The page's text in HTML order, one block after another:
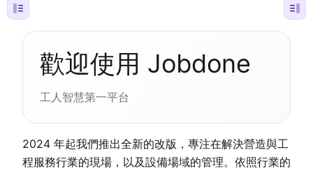
歡迎使用 Jobdone
工人智慧第一平台
2024 年起我們推出全新的改版，專注在解決營造與工
程服務行業的現場，以及設備場域的管理。依照行業的